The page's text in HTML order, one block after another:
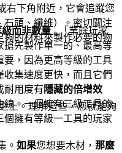
右下角附近，它會追蹤您
石頭、纖維）。密切關注
夠的材料來製作必要的物
上。理解這些，您就能夠
。 如果您想要木材， 那麼
而非數量 - 「業餘玩家
先製作單一的、最高等
要，因為更高等級的工具
收集速度更快，而且它們
耐用度有 隱藏的倍增效
線。一個擁有三級工具的
擁有等級一工具的玩家